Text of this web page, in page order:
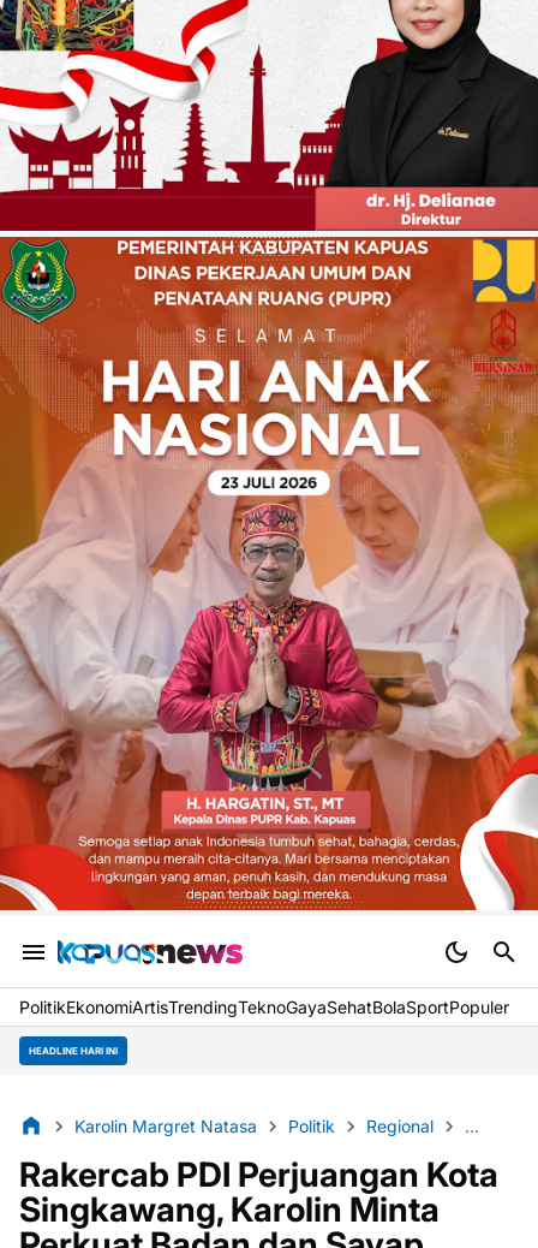
PolitikEkonomiArtisTrendingTeknoGayaSehatBolaSportPopuler
HEADLINE HARI INI
Karolin Margret Natasa Politik Regional
Rakercab PDI Perjuangan Kota
Singkawang, Karolin Minta